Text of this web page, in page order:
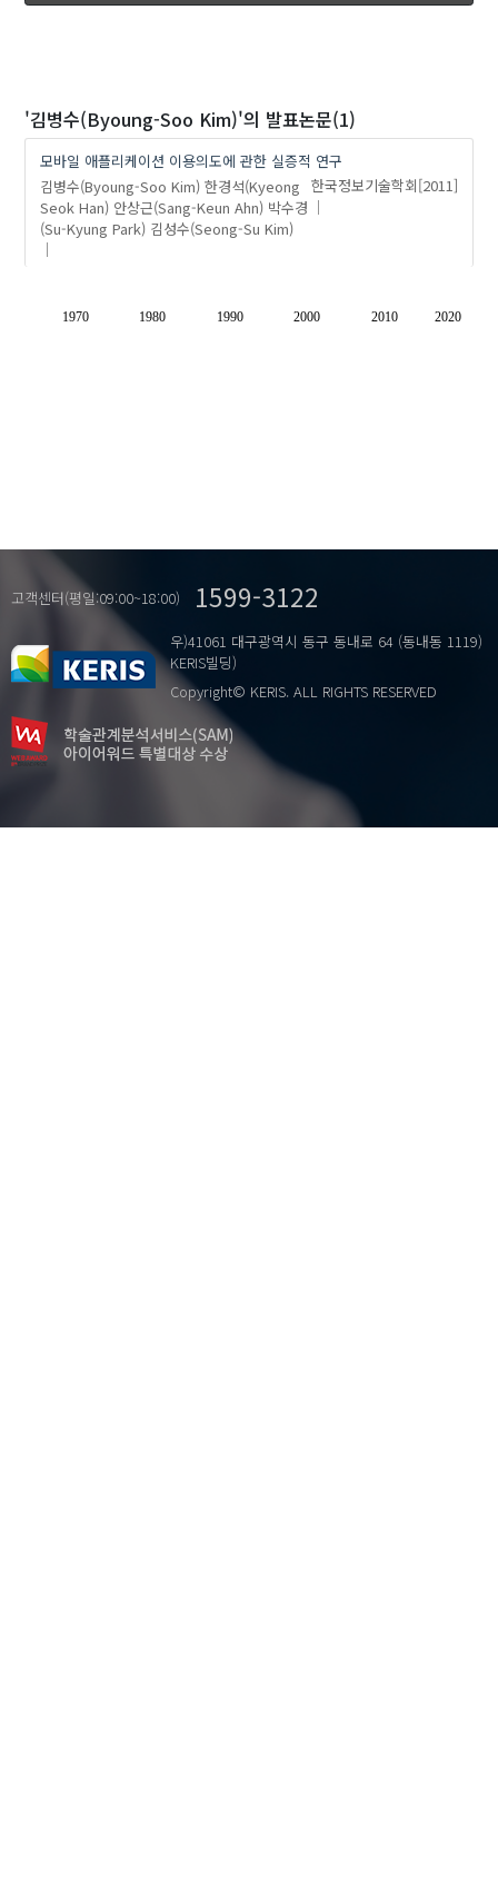
'김병수(Byoung-Soo Kim)'의 발표논문(1)
모바일 애플리케이션 이용의도에 관한 실증적 연구
김병수(Byoung-Soo Kim) 한경석(Kyeong
Seok Han) 안상근(Sang-Keun Ahn) 박수경
(Su-Kyung Park) 김성수(Seong-Su Kim)
한국정보기술학회[2011]
1970 1980 1990 2000 2010 2020
고객센터(평일:09:00~18:00) 1599-3122
우)41061 대구광역시 동구 동내로 64 (동내동 1119)
KERIS빌딩)
Copyright© KERIS. ALL RIGHTS RESERVED